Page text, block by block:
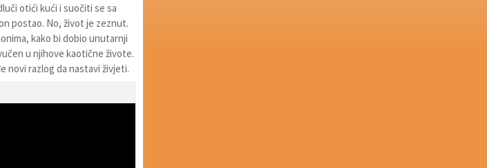
otići kući i suočiti se sa
postao. No, život je zeznut.
kako bi dobio unutarnji
u njihove kaotične živote.
novi razlog da nastavi živjeti.